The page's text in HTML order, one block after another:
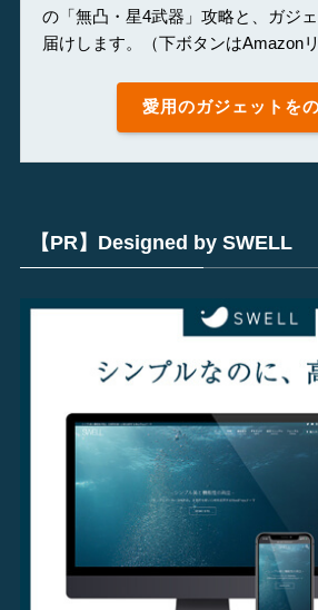
の「無凸・星4武器」攻略と、ガジ
届けします。（下ボタンはAmazon
愛用のガジェットを
【PR】Designed by SWELL